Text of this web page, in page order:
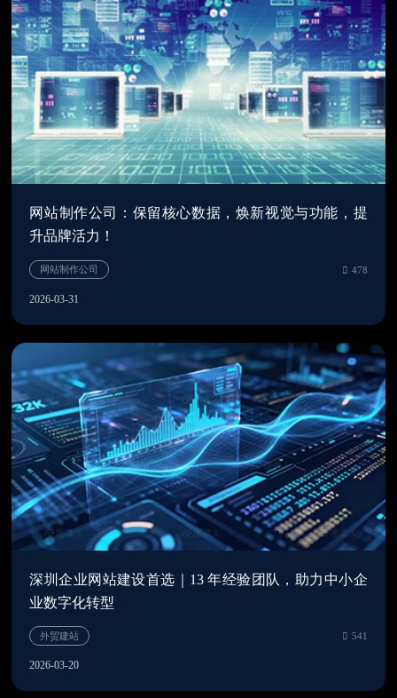
外贸网站建设
网站开发
网站制作公司：保留核心数据，焕新视觉与功能，提
升品牌活力！
2026-03-31
深圳企业网站建设首选｜13 年经验团队，助力中小企
业数字化转型
2026-03-20